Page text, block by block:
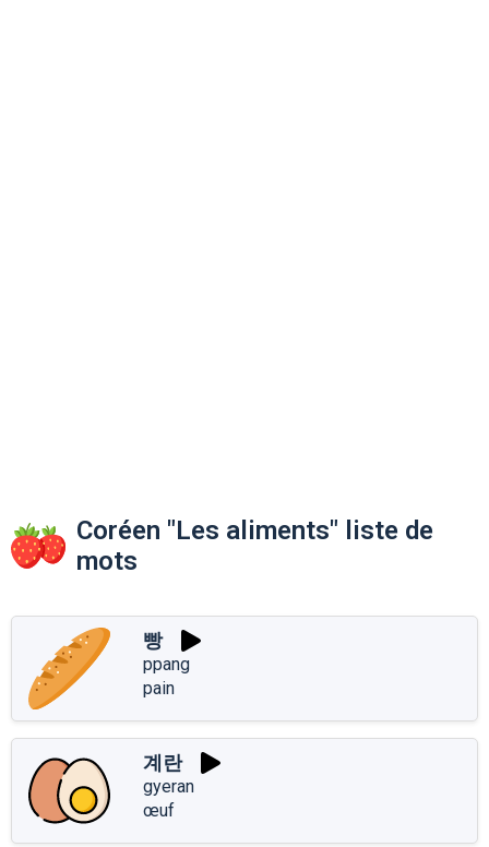
Coréen "Les aliments" liste de
mots
빵
ppang
pain
계란
gyeran
œuf